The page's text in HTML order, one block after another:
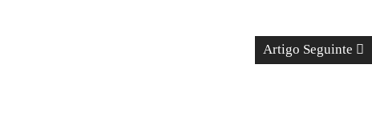
Artigo Seguinte